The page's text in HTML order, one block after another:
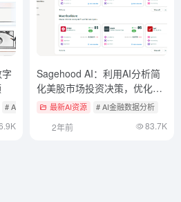
# AI生成演示文稿/PPT
Sagehood AI：利用AI分析简
化美股市场投资决策，优化投
资组合
最新AI资源 # AI金融数据分析
2年前 83.7K